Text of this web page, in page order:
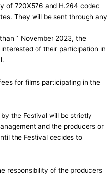
of 720X576 and H.264 codec
They will be sent through any
1 November 2023, the
of their participation in
for films participating in the
the Festival will be strictly
and the producers or
the Festival decides to
responsibility of the producers